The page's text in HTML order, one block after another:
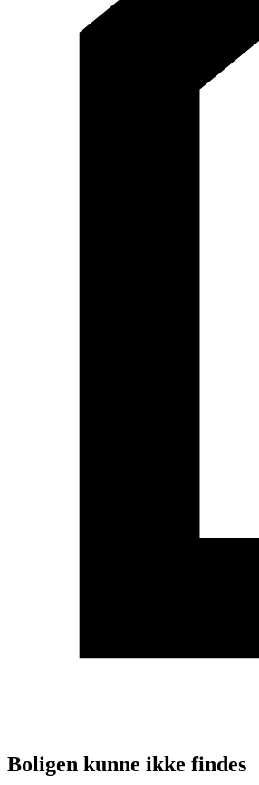
Boligen kunne ikke findes